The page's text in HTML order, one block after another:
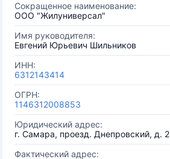
Сокращенное наименование:
ООО "Жилуниверсал"
Имя руководителя:
Евгений Юрьевич Шильников
ИНН:
6312143414
ОГРН:
1146312008853
Юридический адрес:
г. Самара, проезд. Днепровский, д. 2
Фактический адрес: